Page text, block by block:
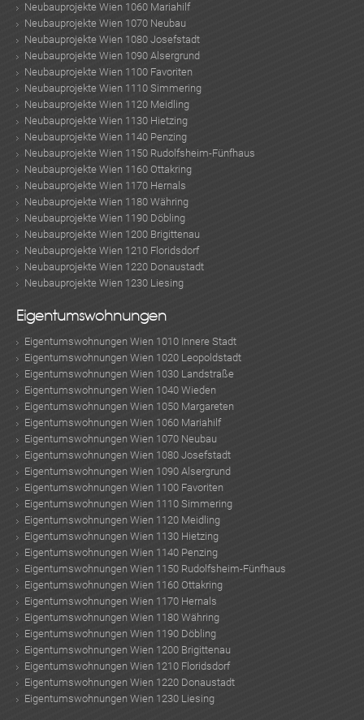
Neubauprojekte Wien 1060 Mariahilf
Neubauprojekte Wien 1070 Neubau
Neubauprojekte Wien 1080 Josefstadt
Neubauprojekte Wien 1090 Alsergrund
Neubauprojekte Wien 1100 Favoriten
Neubauprojekte Wien 1110 Simmering
Neubauprojekte Wien 1120 Meidling
Neubauprojekte Wien 1130 Hietzing
Neubauprojekte Wien 1140 Penzing
Neubauprojekte Wien 1150 Rudolfsheim-Fünfhaus
Neubauprojekte Wien 1160 Ottakring
Neubauprojekte Wien 1170 Hernals
Neubauprojekte Wien 1180 Währing
Neubauprojekte Wien 1190 Döbling
Neubauprojekte Wien 1200 Brigittenau
Neubauprojekte Wien 1210 Floridsdorf
Neubauprojekte Wien 1220 Donaustadt
Neubauprojekte Wien 1230 Liesing
Eigentumswohnungen
Eigentumswohnungen Wien 1010 Innere Stadt
Eigentumswohnungen Wien 1020 Leopoldstadt
Eigentumswohnungen Wien 1030 Landstraße
Eigentumswohnungen Wien 1040 Wieden
Eigentumswohnungen Wien 1050 Margareten
Eigentumswohnungen Wien 1060 Mariahilf
Eigentumswohnungen Wien 1070 Neubau
Eigentumswohnungen Wien 1080 Josefstadt
Eigentumswohnungen Wien 1090 Alsergrund
Eigentumswohnungen Wien 1100 Favoriten
Eigentumswohnungen Wien 1110 Simmering
Eigentumswohnungen Wien 1120 Meidling
Eigentumswohnungen Wien 1130 Hietzing
Eigentumswohnungen Wien 1140 Penzing
Eigentumswohnungen Wien 1150 Rudolfsheim-Fünfhaus
Eigentumswohnungen Wien 1160 Ottakring
Eigentumswohnungen Wien 1170 Hernals
Eigentumswohnungen Wien 1180 Währing
Eigentumswohnungen Wien 1190 Döbling
Eigentumswohnungen Wien 1200 Brigittenau
Eigentumswohnungen Wien 1210 Floridsdorf
Eigentumswohnungen Wien 1220 Donaustadt
Eigentumswohnungen Wien 1230 Liesing